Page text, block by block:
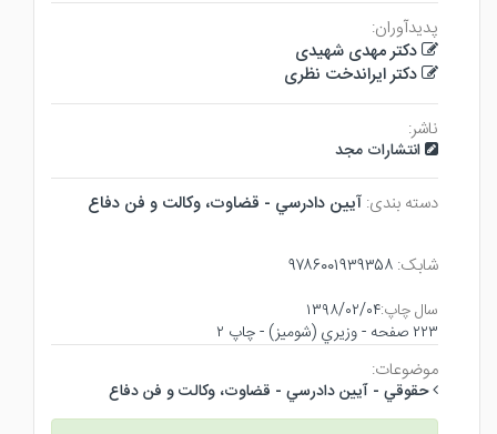
پدیدآوران:
دکتر مهدی شهیدی
دکتر ایراندخت نظری
ناشر:
انتشارات مجد
دسته بندی: آيين دادرسي - قضاوت، وكالت و فن دفاع
شابک: ۹۷۸۶۰۰۱۹۳۹۳۵۸
سال چاپ:۱۳۹۸/۰۲/۰۴
۲۲۳ صفحه - وزيري (شوميز) - چاپ ۲
موضوعات:
حقوقي - آيين دادرسي - قضاوت، وكالت و فن دفاع